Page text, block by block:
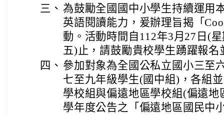
三、 為鼓勵全國國中小學生持續運用
英語閱讀能力，爰辦理旨揭「
動。活動時間自112年3月27日(
五)止，請鼓勵貴校學生踴躍報名
四、 參加對象為全國公私立國小三至
七至九年級學生(國中組)，各組
學校組與偏遠地區學校組(偏遠
學年度公告之「偏遠地區國民中